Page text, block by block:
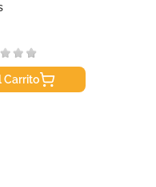
Carrito